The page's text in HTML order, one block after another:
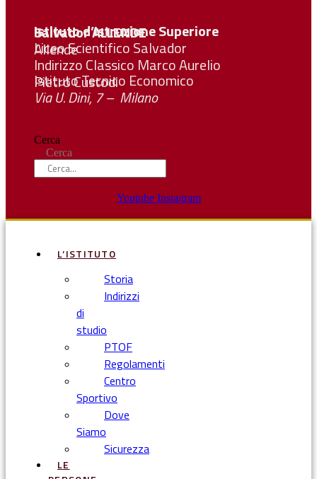
Istituto d’Istruzione Superiore SalvadorALLENDE
Liceo Scientifico Salvador Allende
Indirizzo Classico Marco Aurelio
Istituto Tecnico Economico Pietro Custodi
Via U. Dini, 7 – Milano
Cerca
Cerca
Youtube Instagram
L’ISTITUTO
Storia
Indirizzi
di
studio
PTOF
Regolamenti
Centro
Sportivo
Dove
Siamo
Sicurezza
LE